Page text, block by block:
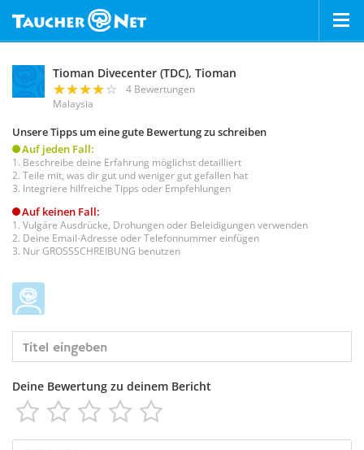
Tioman Divecenter (TDC), Tioman
4 Bewertungen
Malaysia
Unsere Tipps um eine gute Bewertung zu schreiben
Auf jeden Fall:
Beschreibe deine Erfahrung möglichst detailliert
Teile mit, was dir gut und weniger gut gefallen hat
Integriere hilfreiche Tipps oder Empfehlungen
Auf keinen Fall:
Vulgäre Ausdrücke, Drohungen oder Beleidigungen verwenden
Deine Email-Adresse oder Telefonnummer einfügen
Nur GROSSSCHREIBUNG benutzen
Deine Bewertung zu deinem Bericht
    